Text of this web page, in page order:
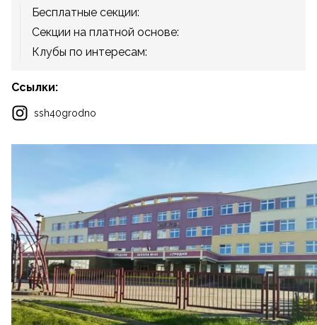
Бесплатные секции:
Секции на платной основе:
Клубы по интересам:
Ссылки:
ssh40grodno